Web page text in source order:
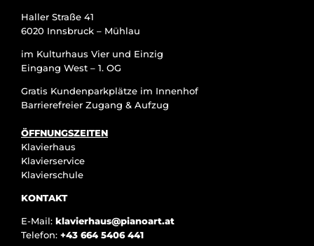
Haller Straße 41
6020 Innsbruck – Mühlau
im Kulturhaus Vier und Einzig
Eingang West – 1. OG
Gratis Kundenparkplätze im Innenhof
Barrierefreier Zugang & Aufzug
ÖFFNUNGSZEITEN
Klavierhaus
Klavierservice
Klavierschule
KONTAKT
E-Mail: klavierhaus@pianoart.at
Telefon: +43 664 5406 441